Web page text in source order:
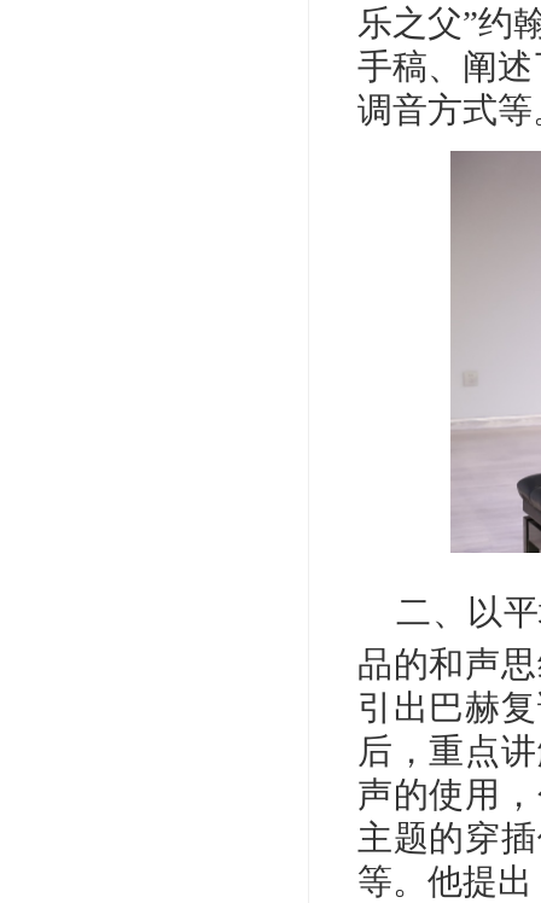
乐之父”约
手稿、阐
调音方式等
二、
以
品的和声
引出巴赫
后，重点
声的使用
主题的穿
等。他提